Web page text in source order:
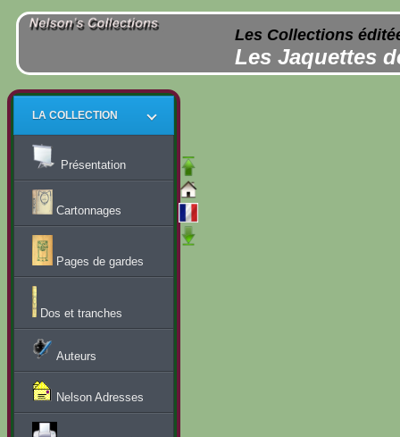
Les Collections
Les Jaquettes
LA COLLECTION
Présentation
Cartonnages
Pages de gardes
Dos et tranches
Auteurs
Nelson Adresses